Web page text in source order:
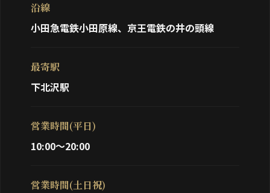
沿線
小田急電鉄小田原線、京王電鉄の井の頭線
最寄駅
下北沢駅
営業時間(平日)
10:00～20:00
営業時間(土日祝)